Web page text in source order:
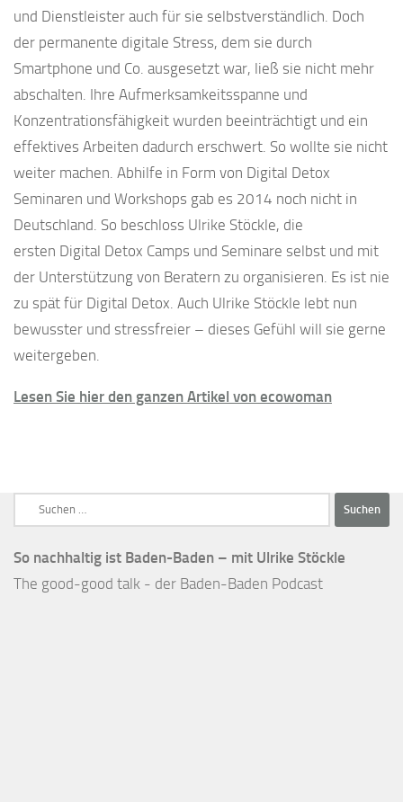
und Dienstleister auch für sie selbstverständlich. Doch
der permanente digitale Stress, dem sie durch
Smartphone und Co. ausgesetzt war, ließ sie nicht mehr
abschalten. Ihre Aufmerksamkeitsspanne und
Konzentrationsfähigkeit wurden beeinträchtigt und ein
effektives Arbeiten dadurch erschwert. So wollte sie nicht
weiter machen. Abhilfe in Form von Digital Detox
Seminaren und Workshops gab es 2014 noch nicht in
Deutschland. So beschloss Ulrike Stöckle, die
ersten Digital Detox Camps und Seminare selbst und mit
der Unterstützung von Beratern zu organisieren. Es ist nie
zu spät für Digital Detox. Auch Ulrike Stöckle lebt nun
bewusster und stressfreier – dieses Gefühl will sie gerne
weitergeben.
Lesen Sie hier den ganzen Artikel von ecowoman
Suchen
nach:
So nachhaltig ist Baden-Baden – mit Ulrike Stöckle
The good-good talk - der Baden-Baden Podcast